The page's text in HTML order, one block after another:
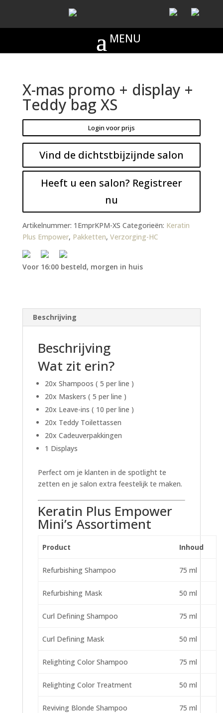
X-mas promo + display +
Teddy bag XS
Login voor prijs
Vind de dichtstbijzijnde salon
Heeft u een salon? Registreer
nu
Artikelnummer: 1EmprKPM-XS Categorieën: Keratin
Plus Empower, Pakketten, Verzorging-HC
Voor 16:00 besteld, morgen in huis
Beschrijving
Beschrijving
Wat zit erin?
20x Shampoos ( 5 per line )
20x Maskers ( 5 per line )
20x Leave-ins ( 10 per line )
20x Teddy Toilettassen
20x Cadeuverpakkingen
1 Displays
Perfect om je klanten in de spotlight te
zetten en je salon extra feestelijk te maken.
Keratin Plus Empower
Mini’s Assortiment
Product Inhoud
Refurbishing Shampoo 75 ml
Refurbishing Mask 50 ml
Curl Defining Shampoo 75 ml
Curl Defining Mask 50 ml
Relighting Color Shampoo 75 ml
Relighting Color Treatment 50 ml
Reviving Blonde Shampoo 75 ml